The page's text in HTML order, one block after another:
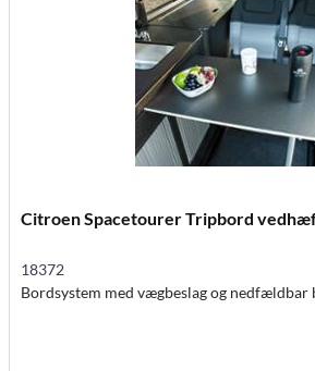
Citroen Spacetourer Tripbord
18372
Bordsystem med vægbeslag og nedfældbar